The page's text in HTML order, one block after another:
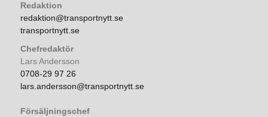
Redaktion
redaktion@transportnytt.se
transportnytt.se
Chefredaktör
Lars Andersson
0708-29 97 26
lars.andersson@transportnytt.se
Försäljningschef